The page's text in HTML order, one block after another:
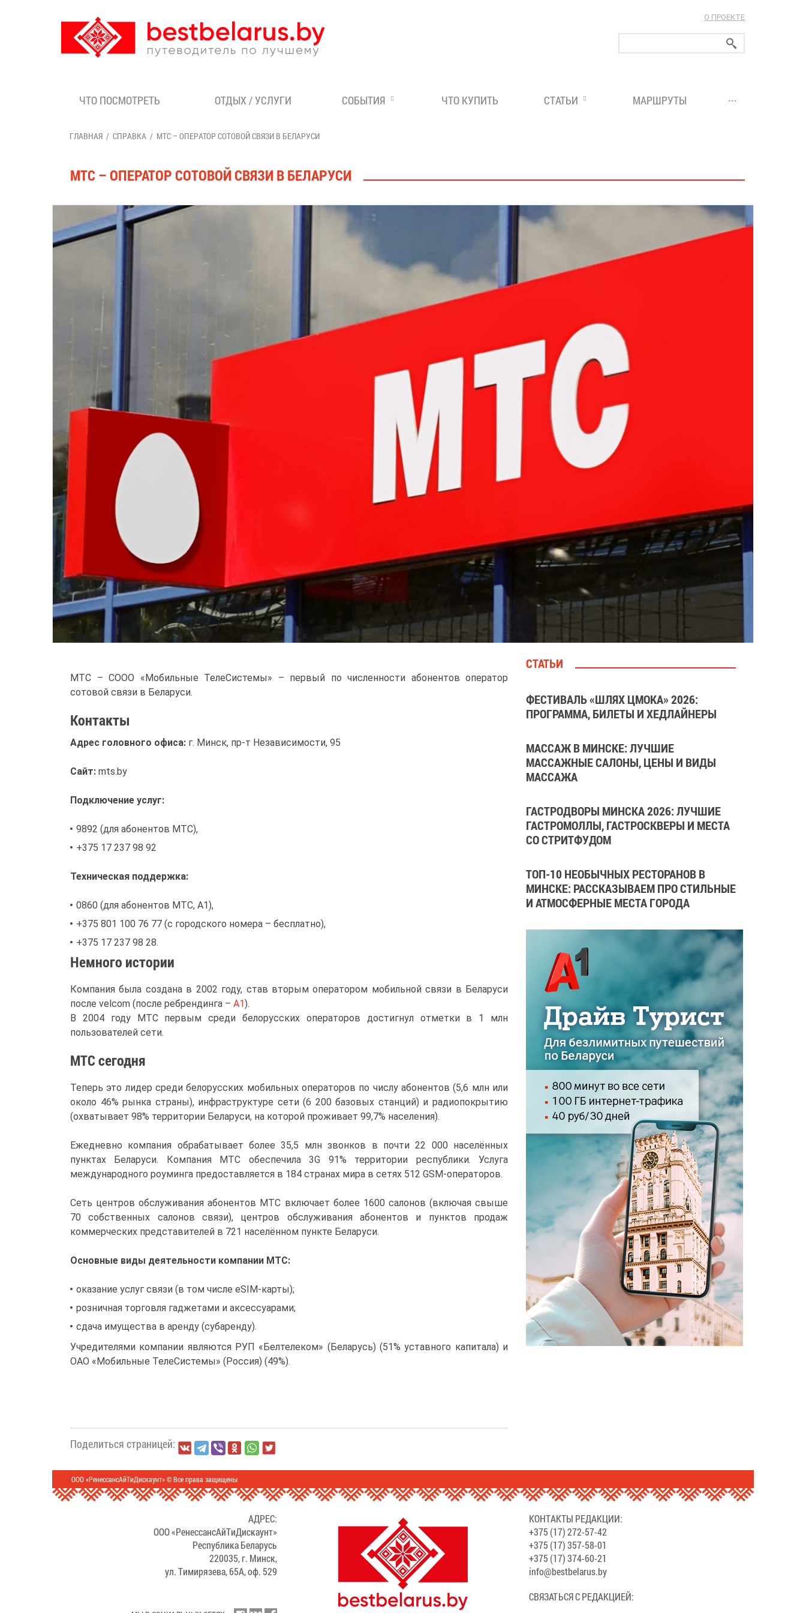
О ПРОЕКТЕ
ЧТО ПОСМОТРЕТЬ ОТДЫХ / УСЛУГИ СОБЫТИЯ ЧТО КУПИТЬ СТАТЬИ МАРШРУТЫ ...
ГЛАВНАЯ СПРАВКА МТС – ОПЕРАТОР СОТОВОЙ СВЯЗИ В БЕЛАРУСИ
МТС – ОПЕРАТОР СОТОВОЙ СВЯЗИ В БЕЛАРУСИ
МТС – СООО «Мобильные ТелеСистемы» – первый по численности абонентов оператор
сотовой связи в Беларуси.
Контакты
Адрес головного офиса: г. Минск, пр-т Независимости, 95
Сайт: mts.by
Подключение услуг:
9892 (для абонентов МТС),
+375 17 237 98 92
Техническая поддержка:
0860 (для абонентов МТС, A1),
+375 801 100 76 77 (с городского номера – бесплатно),
+375 17 237 98 28.
Немного истории
Компания была создана в 2002 году, став вторым оператором мобильной связи в Беларуси
после velcom (после ребрендинга – A1).
В 2004 году МТС первым среди белорусских операторов достигнул отметки в 1 млн
пользователей сети.
МТС сегодня
Теперь это лидер среди белорусских мобильных операторов по числу абонентов (5,6 млн или
около 46% рынка страны), инфраструктуре сети (6 200 базовых станций) и радиопокрытию
(охватывает 98% территории Беларуси, на которой проживает 99,7% населения).
Ежедневно компания обрабатывает более 35,5 млн звонков в почти 22 000 населённых
пунктах Беларуси. Компания МТС обеспечила 3G 91% территории республики. Услуга
международного роуминга предоставляется в 184 странах мира в сетях 512 GSM-операторов.
Сеть центров обслуживания абонентов МТС включает более 1600 салонов (включая свыше
70 собственных салонов связи), центров обслуживания абонентов и пунктов продаж
коммерческих представителей в 721 населённом пункте Беларуси.
Основные виды деятельности компании МТС:
оказание услуг связи (в том числе eSIM-карты);
розничная торговля гаджетами и аксессуарами;
сдача имущества в аренду (субаренду).
Учредителями компании являются РУП «Белтелеком» (Беларусь) (51% уставного капитала) и
ОАО «Мобильные ТелеСистемы» (Россия) (49%).
СТАТЬИ
ФЕСТИВАЛЬ «ШЛЯХ ЦМОКА» 2026:
ПРОГРАММА, БИЛЕТЫ И ХЕДЛАЙНЕРЫ
МАССАЖ В МИНСКЕ: ЛУЧШИЕ
МАССАЖНЫЕ САЛОНЫ, ЦЕНЫ И ВИДЫ
МАССАЖА
ГАСТРОДВОРЫ МИНСКА 2026: ЛУЧШИЕ
ГАСТРОМОЛЛЫ, ГАСТРОСКВЕРЫ И МЕСТА
СО СТРИТФУДОМ
ТОП-10 НЕОБЫЧНЫХ РЕСТОРАНОВ В
МИНСКЕ: РАССКАЗЫВАЕМ ПРО СТИЛЬНЫЕ
И АТМОСФЕРНЫЕ МЕСТА ГОРОДА
Поделиться страницей:
ООО «РенессансАйТиДискаунт» © Все права защищены
АДРЕС:
ООО «РенессансАйТиДискаунт»
Республика Беларусь
220035, г. Минск,
ул. Тимирязева, 65А, оф. 529
КОНТАКТЫ РЕДАКЦИИ:
+375 (17) 272-57-42
+375 (17) 357-58-01
+375 (17) 374-60-21
info@bestbelarus.by
СВЯЗАТЬСЯ С РЕДАКЦИЕЙ: